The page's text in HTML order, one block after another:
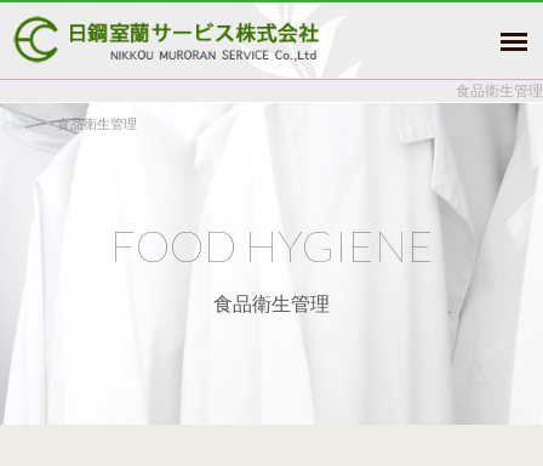
食品衛生管理
HOME 食品衛生管理
FOOD HYGIENE
食品衛生管理